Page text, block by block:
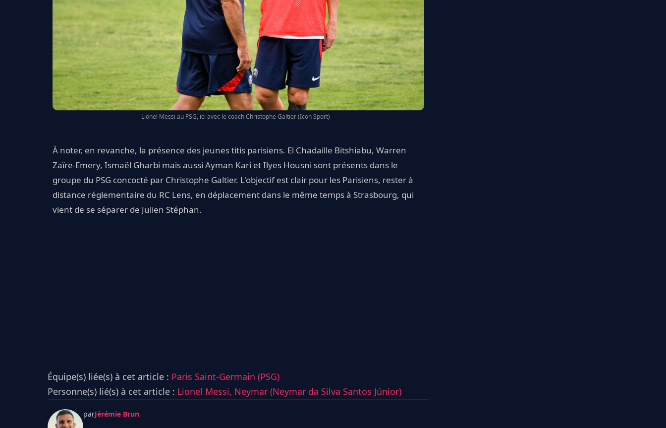
Lionel Messi au PSG, ici avec le coach Christophe Galtier (Icon Sport)
À noter, en revanche, la présence des jeunes titis parisiens. El Chadaille Bitshiabu, Warren
Zaïre-Emery, Ismaël Gharbi mais aussi Ayman Kari et Ilyes Housni sont présents dans le
groupe du PSG concocté par Christophe Galtier. L'objectif est clair pour les Parisiens, rester à
distance réglementaire du RC Lens, en déplacement dans le même temps à Strasbourg, qui
vient de se séparer de Julien Stéphan.
Équipe(s) liée(s) à cet article : Paris Saint-Germain (PSG)
Personne(s) lié(s) à cet article : Lionel Messi, Neymar (Neymar da Silva Santos Júnior)
parJérémie Brun